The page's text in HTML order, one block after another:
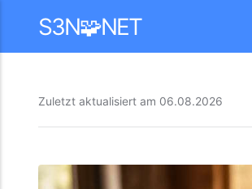
S3N🧩NET
Zuletzt aktualisiert am 06.08.2026